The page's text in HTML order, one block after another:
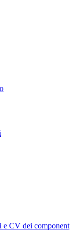
e CV dei component